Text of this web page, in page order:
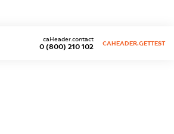
0 (800) 210 102
caHeader.contact
CAHEADER.GETTEST